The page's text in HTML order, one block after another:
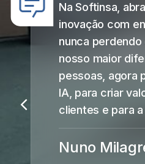
Na Softinsa,
inovação com
nunca
nosso maior
pessoas, agora
IA, para criar
clientes e para
Nuno